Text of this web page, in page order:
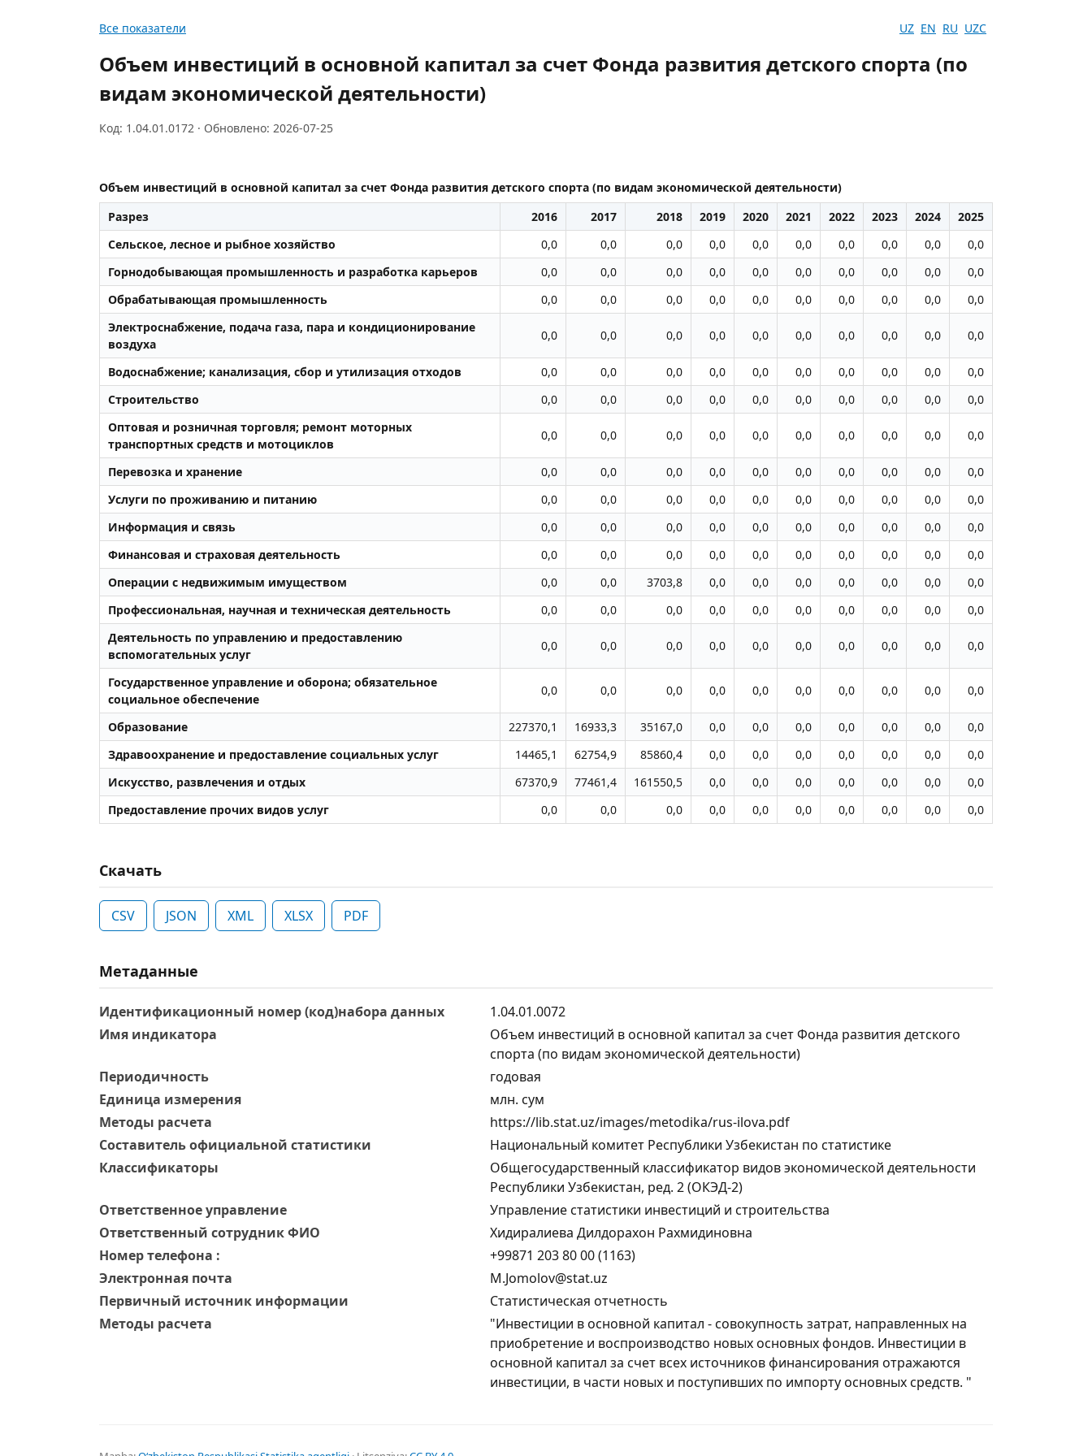
Все показатели UZ EN RU UZC
Объем инвестиций в основной капитал за счет Фонда развития детского спорта (по
видам экономической деятельности)
Код: 1.04.01.0172 · Обновлено: 2026-07-25
Объем инвестиций в основной капитал за счет Фонда развития детского спорта (по видам экономической деятельности)
Разрез
2016 2017 2018 2019 2020 2021 2022 2023 2024
2025
Сельское, лесное и рыбное хозяйство
0,0 0,0 0,0 0,0 0,0 0,0 0,0 0,0 0,0
0,0
Горнодобывающая промышленность и разработка карьеров
0,0 0,0 0,0 0,0 0,0 0,0 0,0 0,0 0,0
0,0
Обрабатывающая промышленность
0,0 0,0 0,0 0,0 0,0 0,0 0,0 0,0 0,0
0,0
Электроснабжение, подача газа, пара и кондиционирование
воздуха
0,0 0,0 0,0 0,0 0,0 0,0 0,0 0,0 0,0 0,0
Водоснабжение; канализация, сбор и утилизация отходов 0,0 0,0 0,0 0,0 0,0 0,0 0,0 0,0 0,0
0,0
Строительство
0,0 0,0 0,0 0,0 0,0 0,0 0,0 0,0 0,0
0,0
Оптовая и розничная торговля; ремонт моторных
транспортных средств и мотоциклов
0,0 0,0 0,0 0,0 0,0 0,0 0,0 0,0 0,0 0,0
Перевозка и хранение 0,0 0,0 0,0 0,0 0,0 0,0 0,0 0,0 0,0
0,0
Услуги по проживанию и питанию
0,0 0,0 0,0 0,0 0,0 0,0 0,0 0,0 0,0
0,0
Информация и связь
0,0 0,0 0,0 0,0 0,0 0,0 0,0 0,0 0,0
0,0
Финансовая и страховая деятельность
0,0 0,0 0,0 0,0 0,0 0,0 0,0 0,0 0,0
0,0
Операции с недвижимым имуществом
0,0 0,0 3703,8 0,0 0,0 0,0 0,0 0,0 0,0
0,0
Профессиональная, научная и техническая деятельность
0,0 0,0 0,0 0,0 0,0 0,0 0,0 0,0 0,0
0,0
Деятельность по управлению и предоставлению
вспомогательных услуг
0,0 0,0 0,0 0,0 0,0 0,0 0,0 0,0 0,0 0,0
Государственное управление и оборона; обязательное
социальное обеспечение
0,0 0,0 0,0 0,0 0,0 0,0 0,0 0,0 0,0 0,0
Образование 227370,1 16933,3 35167,0 0,0 0,0 0,0 0,0 0,0 0,0
0,0
Здравоохранение и предоставление социальных услуг
14465,1 62754,9 85860,4 0,0 0,0 0,0 0,0 0,0 0,0
0,0
Искусство, развлечения и отдых
67370,9 77461,4 161550,5 0,0 0,0 0,0 0,0 0,0 0,0
0,0
Предоставление прочих видов услуг
0,0 0,0 0,0 0,0 0,0 0,0 0,0 0,0 0,0 0,0
Скачать
CSV JSON XML XLSX PDF
Метаданные
Идентификационный номер (код)набора данных
1.04.01.0072
Имя индикатора
Объем инвестиций в основной капитал за счет Фонда развития детского
спорта (по видам экономической деятельности)
Периодичность
годовая
Единица измерения
млн. cум
Методы расчета
https://lib.stat.uz/images/metodika/rus-ilova.pdf
Составитель официальной статистики
Национальный комитет Республики Узбекистан по статистике
Классификаторы
Общегосударственный классификатор видов экономической деятельности
Республики Узбекистан, ред. 2 (ОКЭД-2)
Ответственное управление
Управление статистики инвестиций и строительства
Oтветственный сотрудник ФИО
Хидиралиева Дилдорахон Рахмидиновна
Номер телефона :
+99871 203 80 00 (1163)
Электронная почта
M.Jomolov@stat.uz
Первичный источник информации
Статистическая отчетность
Методы расчета
"Инвестиции в основной капитал - совокупность затрат, направленных на
приобретение и воспроизводство новых основных фондов. Инвестиции в
основной капитал за счет всех источников финансирования отражаются
инвестиции, в части новых и поступивших по импорту основных средств. "